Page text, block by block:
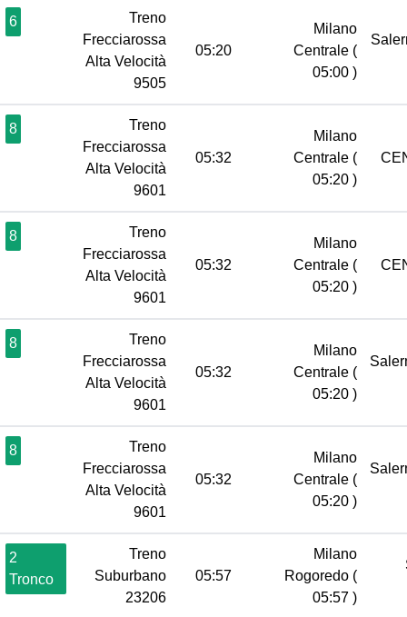
6
Treno
Frecciarossa
Alta Velocità
9505
05:20
Milano
Centrale (
05:00 )
8
Treno
Frecciarossa
Alta Velocità
9601
05:32
Milano
Centrale (
05:20 )
8
Treno
Frecciarossa
Alta Velocità
9601
05:32
Milano
Centrale (
05:20 )
8
Treno
Frecciarossa
Alta Velocità
9601
05:32
Milano
Centrale (
05:20 )
8
Treno
Frecciarossa
Alta Velocità
9601
05:32
Milano
Centrale (
05:20 )
2
Tronco
Treno
Suburbano
23206
05:57
Milano
Rogoredo (
05:57 )